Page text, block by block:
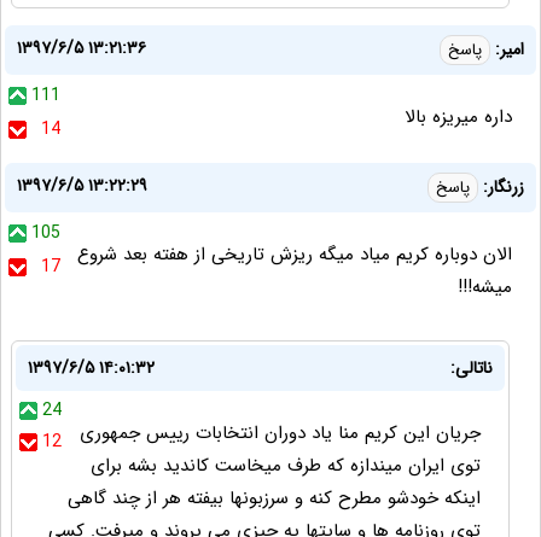
امير: پاسخ
۱۳۹۷/۶/۵ ۱۳:۲۱:۳۶
111
14
داره ميريزه بالا
زرنگار: پاسخ
۱۳۹۷/۶/۵ ۱۳:۲۲:۲۹
105
17
الان دوباره کریم میاد میگه ریزش تاریخی از هفته بعد شروع
میشه!!!
ناتالی:
۱۳۹۷/۶/۵ ۱۴:۰۱:۳۲
24
12
جریان این کریم منا یاد دوران انتخابات رییس جمهوری
توی ایران میندازه که طرف میخاست کاندید بشه برای
اینکه خودشو مطرح کنه و سرزبونها بیفته هر از چند گاهی
توی روزنامه ها و سایتها یه چیزی می پروند و میرفت. کسی